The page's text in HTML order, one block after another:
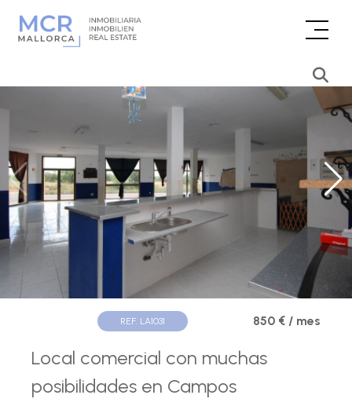
REF. LA1031 850 € / mes
Local comercial con muchas
posibilidades en Campos